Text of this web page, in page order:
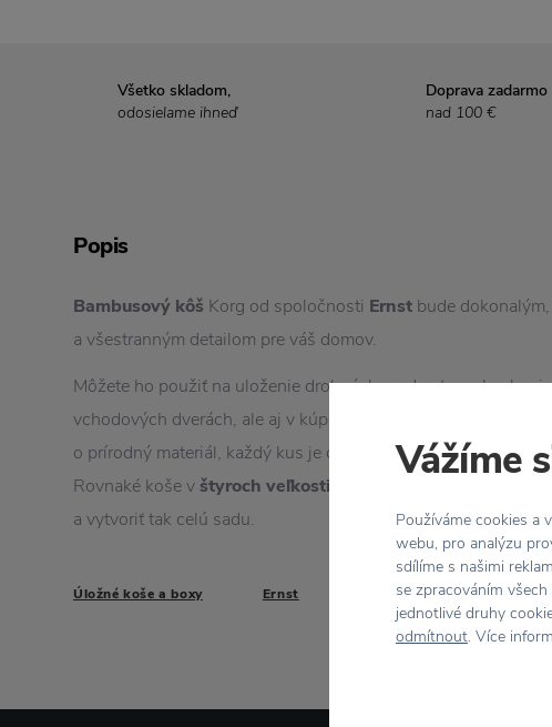
Všetko skladom,
odosielame ihneď
Doprava zadarmo
nad 100 €
Popis
Bambusový kôš Korg od spoločnosti Ernst bude
a všestranným detailom pre váš domov.
Môžete ho použiť na uloženie drobných predmetov v kuchyni
vchodových dverách, ale aj v kúpeľni. Kôš je vyrobený z
o prírodný materiál, každý kus je originál a môže sa líšiť
Rovnaké koše vštyroch veľkostiach
a vytvoriť tak celú sadu.
Úložné koše a boxy Ernst
Vážíme
Používáme cookies a
webu, pro analýzu
sdílíme s našimi
se zpracováním
jednotlivé druhy
odmítnout. Více